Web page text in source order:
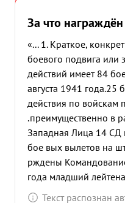
За что награждён
«... 1. Краткое,
боевого подвига или
действий имеет 84
августа 1941
действия по войскам
.преимущественно в
Западная Лица 14 СД
бое вых вылетов на
рждены
года младший
звена штурмовал
Текст распознан